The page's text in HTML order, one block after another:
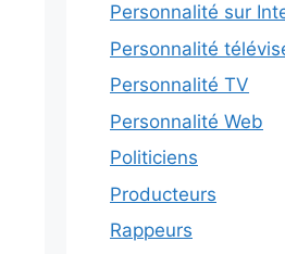
Personnalité sur
Personnalité
Personnalité TV
Personnalité Web
Politiciens
Producteurs
Rappeurs